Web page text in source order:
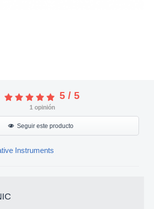
5 / 5
1opinión
Seguir este producto
Instruments